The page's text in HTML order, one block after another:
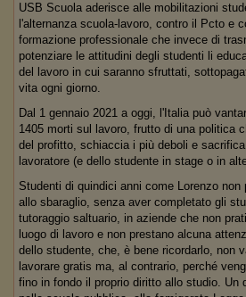
USB Scuola aderisce alle mobilitazioni
l'alternanza scuola-lavoro, contro il Pcto e
formazione professionale che invece di
potenziare le attitudini degli studenti li
del lavoro in cui saranno sfruttati,
vita ogni giorno.
Dal 1 gennaio 2021 a oggi, l'Italia può
1405 morti sul lavoro, frutto di una politica
del profitto, schiaccia i più deboli e
lavoratore (e dello studente in stage o in
Studenti di quindici anni come Lorenzo non
allo sbaraglio, senza aver completato gli
tutoraggio saltuario, in aziende che non
luogo di lavoro e non prestano alcuna
dello studente, che, è bene ricordarlo, non
lavorare gratis ma, al contrario, perché
fino in fondo il proprio diritto allo studio. Un